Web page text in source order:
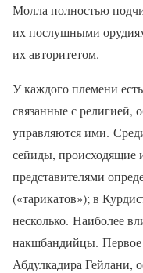
Молла полностью
их послушными
их авторитетом.
У каждого племени
связанные с религией,
управляются ими.
сейиды, происходящие
представителями
(«тарикатов»); в
несколько. Наиболее
накшбандийцы. Первое
Абдулкадира Гейлани,